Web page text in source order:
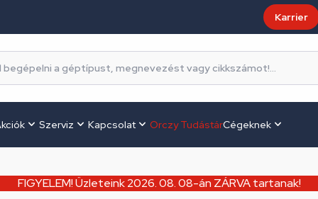
Karrier
Szerviz Kapcsolat Orczy TudástárCégeknek
FIGYELEM! Üzleteink 2026. 08. 08-án ZÁRVA tartanak!